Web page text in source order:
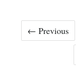
← Previous